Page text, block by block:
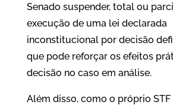
Senado suspender, total ou
execução de uma lei declarada
inconstitucional por decisão
que pode reforçar os efeitos
decisão no caso em análise.
Além disso, como o próprio